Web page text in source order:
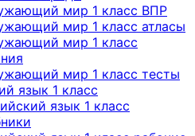
мир 1 класс ВПР
мир 1 класс атласы
мир 1 класс
мир 1 класс тесты
язык 1 класс
язык 1 класс